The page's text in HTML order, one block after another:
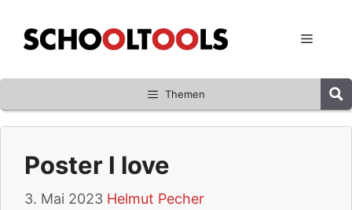
Inhalt
springen
Menü
Themen
Poster I love
3. Mai 2023 Helmut Pecher